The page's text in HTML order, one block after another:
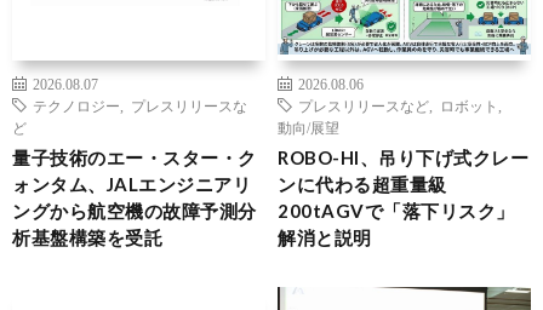
2026.08.07
テクノロジー
プレスリリースな
ど
量子技術のエー・スター・ク
ォンタム、JALエンジニアリ
ングから航空機の故障予測分
析基盤構築を受託
2026.08.06
プレスリリースなど
ロボット
動向/展望
ROBO-HI、吊り下げ式クレー
ンに代わる超重量級
200tAGVで「落下リスク」
解消と説明